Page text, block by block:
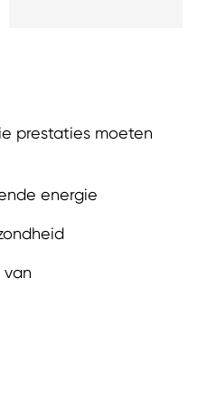
prestaties moeten
energie
van